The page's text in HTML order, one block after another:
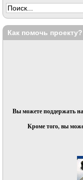
Как помочь проекту?
Вы можете поддержать
Кроме того, вы